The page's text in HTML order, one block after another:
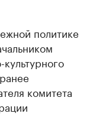
политике
комитета